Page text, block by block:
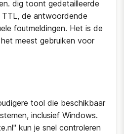
dig toont gedetailleerde
de antwoordende
foutmeldingen. Het is de
meest gebruiken voor
tool die beschikbaar
inclusief Windows.
kun je snel controleren